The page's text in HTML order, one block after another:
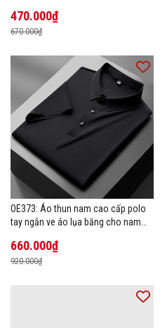
470.000₫
670.000₫
OE373: Áo thun nam cao cấp polo
tay ngắn ve áo lụa băng cho nam
660.000₫
920.000₫